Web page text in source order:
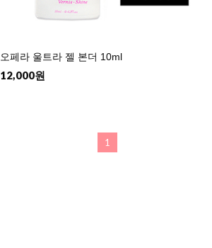
오페라 울트라 젤 본더 10ml
12,000원
1